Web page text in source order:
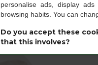
personalise ads, display
browsing habits. You can
Do you accept these
that this involves?